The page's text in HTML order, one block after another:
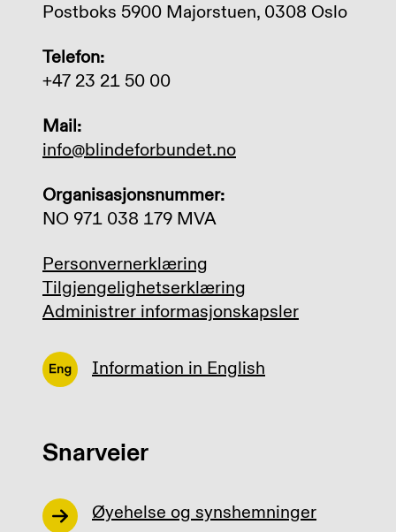
Postboks 5900 Majorstuen, 0308 Oslo
Telefon:
+47 23 21 50 00
Mail:
info@blindeforbundet.no
Organisasjonsnummer:
NO 971 038 179 MVA
Personvernerklæring
Tilgjengelighetserklæring
Administrer informasjonskapsler
Information in English
Snarveier
Øyehelse og synshemninger